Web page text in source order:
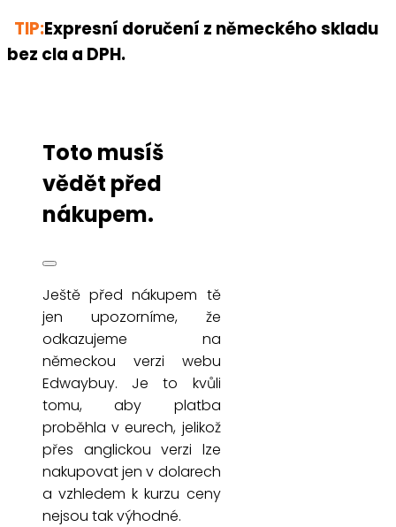
TIP:Expresní doručení z německého skladu
bez cla a DPH.
Toto musíš
vědět před
nákupem.
Ještě před nákupem tě
jen upozorníme, že
odkazujeme na
německou verzi webu
Edwaybuy. Je to kvůli
tomu, aby platba
proběhla v eurech, jelikož
přes anglickou verzi lze
nakupovat jen v dolarech
a vzhledem k kurzu ceny
nejsou tak výhodné.